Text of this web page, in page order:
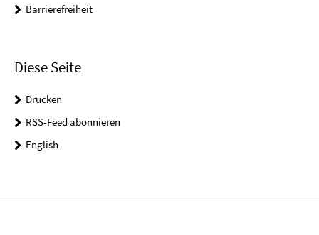
Barrierefreiheit
Diese Seite
Drucken
RSS-Feed abonnieren
English